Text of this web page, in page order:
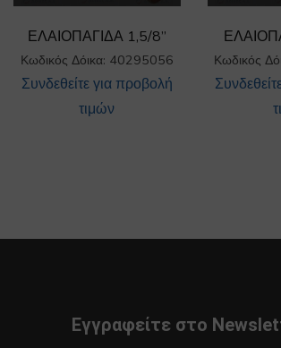
ΕΛΑΙΟΠΑΓΙΔΑ 1,5/8”
Κωδικός Δόικα: 40295056
Συνδεθείτε για προβολή
τιμών
Κωδικός
Εγγραφείτε στο